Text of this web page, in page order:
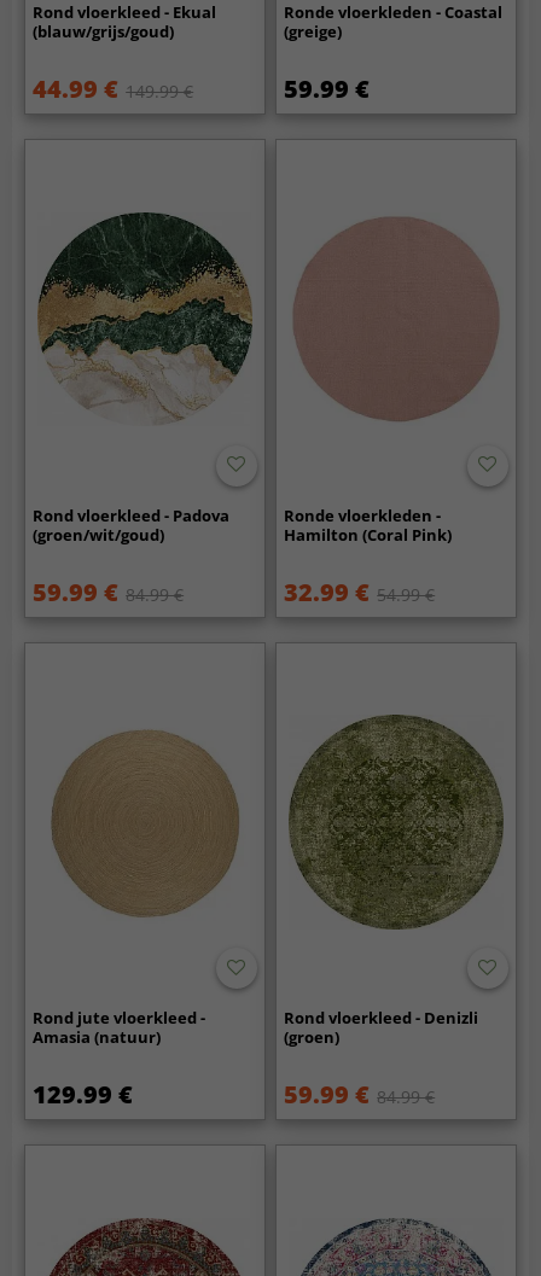
Rond vloerkleed - Ekual
(blauw/grijs/goud)
44.99 € 149.99 €
Ronde vloerkleden - Coastal
(greige)
59.99 €
Rond vloerkleed - Padova
(groen/wit/goud)
59.99 € 84.99 €
Ronde vloerkleden -
Hamilton (Coral Pink)
32.99 € 54.99 €
Rond jute vloerkleed -
Amasia (natuur)
129.99 €
Rond vloerkleed - Denizli
(groen)
59.99 € 84.99 €